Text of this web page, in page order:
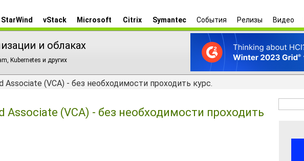
StarWind vStack Microsoft Citrix Symantec События Релизы Видео
и облаках
Kubernetes и других
(VCA) - без необходимости проходить курс.
(VCA) - без необходимости проходить